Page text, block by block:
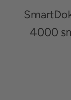
4000